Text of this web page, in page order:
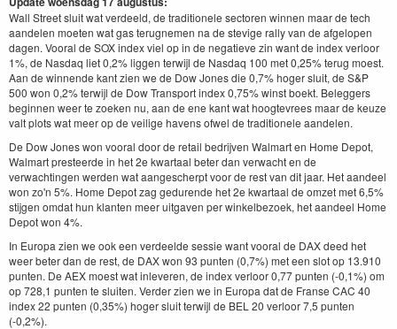
Wall Street sluit wat verdeeld, de traditionele sectoren winnen maar de tech
aandelen moeten wat gas terugnemen na de stevige rally van de afgelopen
dagen. Vooral de SOX index viel op in de negatieve zin want de index verloor
1%, de Nasdaq liet 0,2% liggen terwijl de Nasdaq 100 met 0,25% terug moest.
Aan de winnende kant zien we de Dow Jones die 0,7% hoger sluit, de S&P
500 won 0,2% terwijl de Dow Transport index 0,75% winst boekt. Beleggers
beginnen weer te zoeken nu, aan de ene kant wat hoogtevrees maar de keuze
valt plots wat meer op de veilige havens ofwel de traditionele aandelen.
De Dow Jones won vooral door de retail bedrijven Walmart en Home Depot,
Walmart presteerde in het 2e kwartaal beter dan verwacht en de
verwachtingen werden wat aangescherpt voor de rest van dit jaar. Het aandeel
won zo'n 5%. Home Depot zag gedurende het 2e kwartaal de omzet met 6,5%
stijgen omdat hun klanten meer uitgaven per winkelbezoek, het aandeel Home
Depot won 4%.
In Europa zien we ook een verdeelde sessie want vooral de DAX deed het
weer beter dan de rest, de DAX won 93 punten (0,7%) met een slot op 13.910
punten. De AEX moest wat inleveren, de index verloor 0,77 punten (-0,1%) om
op 728,1 punten te sluiten. Verder zien we in Europa dat de Franse CAC 40
index 22 punten (0,35%) hoger sluit terwijl de BEL 20 verloor 7,5 punten
(-0,2%).